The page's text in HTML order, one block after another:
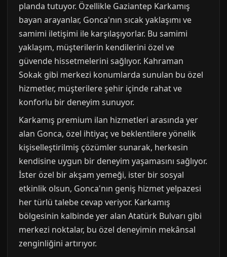
planda tutuyor. Özellikle Gaziantep Karkamış
bayan arayanlar, Gonca'nın sıcak yaklaşımı ve
samimi iletişimi ile karşılaşıyorlar. Bu samimi
yaklaşım, müşterilerin kendilerini özel ve
güvende hissetmelerini sağlıyor. Kahraman
Sokak gibi merkezi konumlarda sunulan bu özel
hizmetler, müşterilere şehir içinde rahat ve
konforlu bir deneyim sunuyor.
Karkamış premium ilan hizmetleri arasında yer
alan Gonca, özel ihtiyaç ve beklentilere yönelik
kişiselleştirilmiş çözümler sunarak, herkesin
kendisine uygun bir deneyim yaşamasını sağlıyor.
İster özel bir akşam yemeği, ister bir sosyal
etkinlik olsun, Gonca'nın geniş hizmet yelpazesi
her türlü talebe cevap veriyor. Karkamış
bölgesinin kalbinde yer alan Atatürk Bulvarı gibi
merkezi noktalar, bu özel deneyimin mekânsal
zenginliğini artırıyor.